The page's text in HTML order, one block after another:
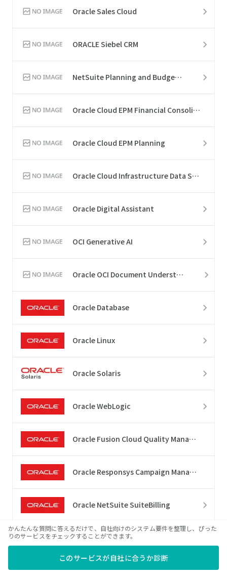
Oracle Sales Cloud
ORACLE Siebel CRM
NetSuite Planning and Budgeting
Oracle Cloud EPM Financial Consolidation and Close
Oracle Cloud EPM Planning
Oracle Cloud Infrastructure Data Science
Oracle Digital Assistant
OCI Generative AI
Oracle OCI Document Understanding
Oracle Database
Oracle Linux
Oracle Solaris
Oracle WebLogic
Oracle Fusion Cloud Quality Management
Oracle Responsys Campaign Management
Oracle NetSuite SuiteBilling
Oracle APEX
Oracle OPERA 5 Property Management Solutions
かんたんな質問に答えるだけで、自社向けのシステム要件を整理し、ぴった
りのサービスをチェックすることができます。
このサービスが自社に合うか診断